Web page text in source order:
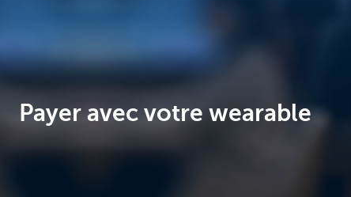
Payer avec votre wearable